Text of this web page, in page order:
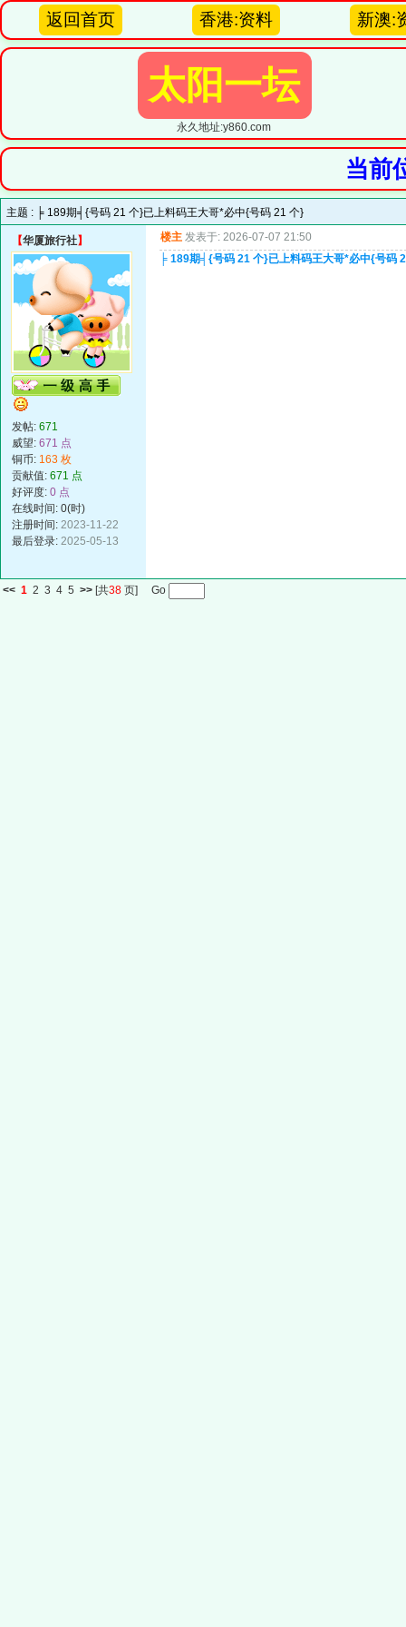
返回首页 香港:资料 新澳:
太阳一坛
永久地址:y860.com
当前
主题 : ╞ 189期╡{号码 21 个}已上料码王大哥*必中{号码 21 个}
【华厦旅行社】
发帖: 671
威望: 671 点
铜币: 163 枚
贡献值: 671 点
好评度: 0 点
在线时间: 0(时)
注册时间: 2023-11-22
最后登录: 2025-05-13
楼主 发表于: 2026-07-07 21:50
╞ 189期╡{号码 21 个}已上料码王大哥*必中{号码
<< 1 2 3 4 5 >> [共38 页] Go